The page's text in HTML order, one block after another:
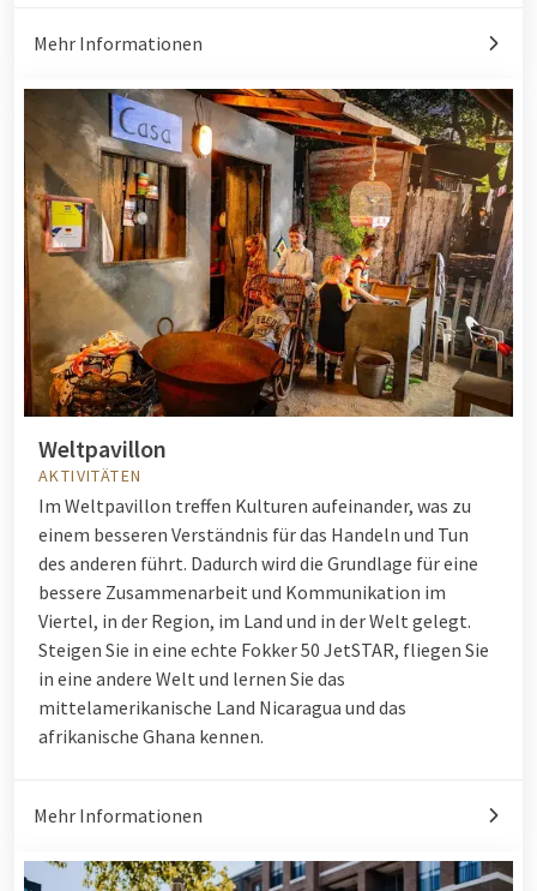
Mehr Informationen
Weltpavillon
AKTIVITÄTEN
Im Weltpavillon treffen Kulturen aufeinander, was zu
einem besseren Verständnis für das Handeln und Tun
des anderen führt. Dadurch wird die Grundlage für eine
bessere Zusammenarbeit und Kommunikation im
Viertel, in der Region, im Land und in der Welt gelegt.
Steigen Sie in eine echte Fokker 50 JetSTAR, fliegen Sie
in eine andere Welt und lernen Sie das
mittelamerikanische Land Nicaragua und das
afrikanische Ghana kennen.
Mehr Informationen